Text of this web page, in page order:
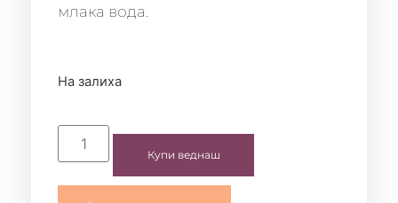
млака вода.
На залиха
Купи веднаш